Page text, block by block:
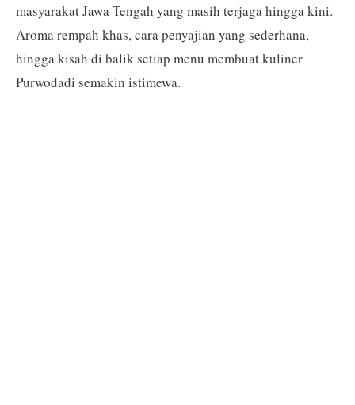
masyarakat Jawa Tengah yang masih terjaga hingga kini.
Aroma rempah khas, cara penyajian yang sederhana,
hingga kisah di balik setiap menu membuat kuliner
Purwodadi semakin istimewa.